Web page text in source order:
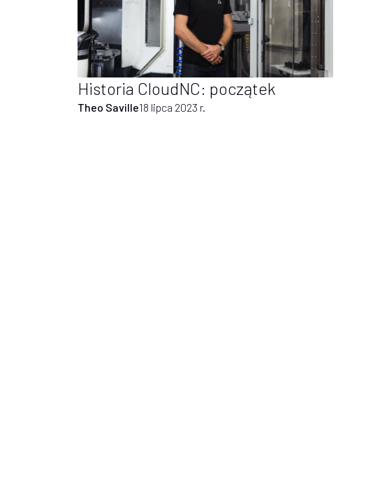
Historia CloudNC: początek
Theo Saville18 lipca 2023 r.